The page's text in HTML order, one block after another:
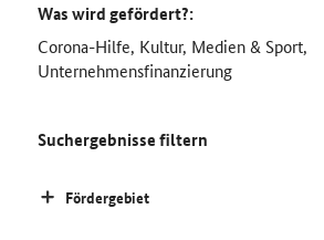
Was wird gefördert?:
Corona-Hilfe, Kultur, Medien & Sport,
Unternehmensfinanzierung
Suchergebnisse filtern
Fördergebiet